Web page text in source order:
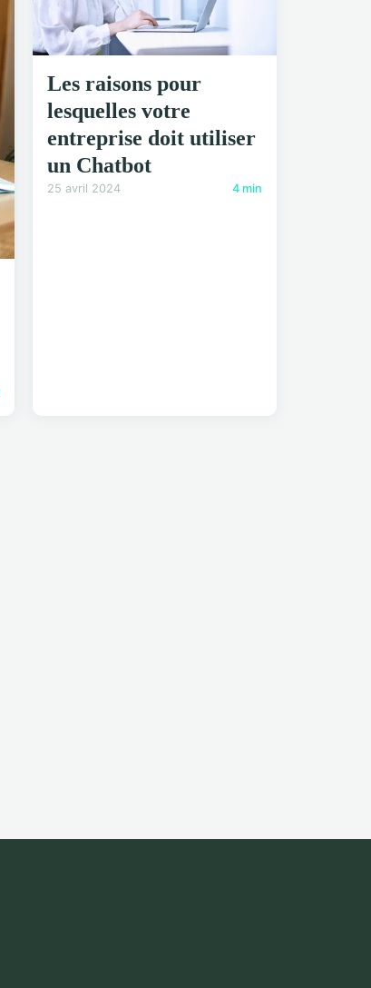
Les raisons pour
lesquelles votre
entreprise doit utiliser
un Chatbot
25 avril 2024 4 min